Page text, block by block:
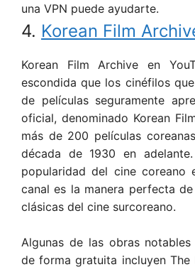
una VPN puede ayudarte.
4. Korean Film
Korean Film Archive en
escondida que los cinéfilos
de películas seguramente
oficial, denominado Korean
más de 200 películas
década de 1930 en
popularidad del cine coreano
canal es la manera perfecta
clásicas del cine surcoreano.
Algunas de las obras
de forma gratuita incluyen The